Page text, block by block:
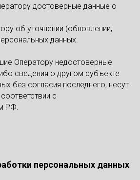
достоверные данные о
об уточнении (обновлении,
данных.
Оператору недостоверные
сведения о другом субъекте
без согласия последнего, несут
с
РФ.
персональных данных